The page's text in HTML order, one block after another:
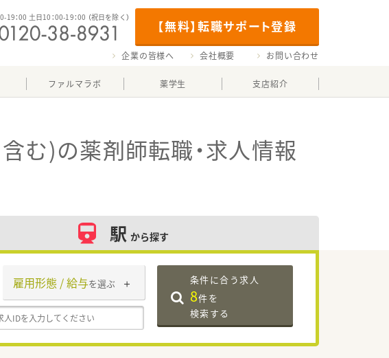
【無料】転職サポート登録
19：00 土日10：00-19：00 （祝日を除く）
企業の皆様へ 会社概要 お問い合わせ
ファルマラボ 薬学生 支店紹介
む)の薬剤師転職・求人情報
駅 から探す
雇用形態 / 給与を選ぶ 条件に合う求人
8件を
検索する